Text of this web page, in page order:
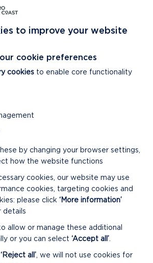
O HYD I'R DAITH
GRID: SM812155
FAP TAITH HANNER
to improve your website
cookie preferences
cookies to enable core functionality
by changing your browser settings,
how the website functions
cookies, our website may use
cookies, targeting cookies and
please click ‘More information’
details
allow or manage these additional
or you can select ‘Accept all’
‘Reject all’ , we will not use cookies for